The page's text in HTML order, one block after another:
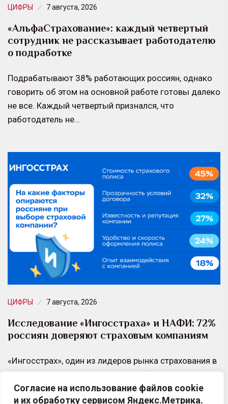
Согласие на использование файлов cookie
и их обработку сервисом Яндекс.Метрика.
ЦИФРЫ 7 августа, 2026
«АльфаСтрахование»: каждый четвертый
сотрудник не рассказывает работодателю
о подработке
Подрабатывают 38% работающих россиян, однако
говорить об этом на основной работе готовы далеко
не все. Каждый четвертый признался, что
работодатель не…
ЦИФРЫ 7 августа, 2026
Исследование «Ингосстраха» и НАФИ: 72%
россиян доверяют страховым компаниям
«Ингосстрах», один из лидеров рынка страхования в
России, и Аналитический центр НАФИ провели
совместное исследование об отношении россиян к
страховым услугам.